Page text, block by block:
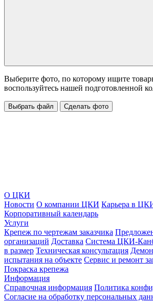
Выберите фото, по которому ищите
воспользуйтесь нашей подготовленной
Выбрать файл Сделать фото
О ЦКИ
Новости О компании ЦКИ Карьера в
Корпоративный календарь
Услуги
Крепеж по чертежам заказчика
организаций Доставка Система ЦКИ-
в размер Техническая консультация
испытания на объекте Сервис и ремонт
Покраска крепежа
Информация
Справочная информация Политика
Согласие на обработку персональных